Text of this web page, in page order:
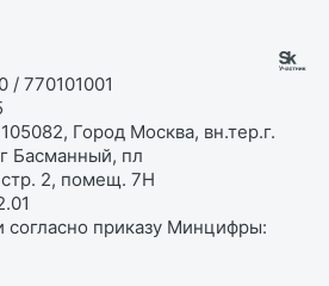
770101001
Город Москва, вн.тер.г.
Басманный, пл
стр. 2, помещ. 7Н
согласно приказу Минцифры: